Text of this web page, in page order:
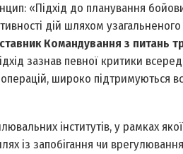
«Підхід до планування
дій шляхом узагальненого
Командування з питань
зазнав певної критики
широко підтримуються
інститутів, у рамках
із запобігання чи